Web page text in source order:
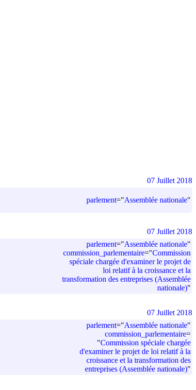
parlement="Assemblée nationale"
07 Juillet 2018
parlement="Assemblée nationale"
commission_parlementaire="Commission
spéciale chargée d'examiner le projet de
loi relatif à la croissance et la
transformation des entreprises (Assemblée
nationale)"
07 Juillet 2018
parlement="Assemblée nationale"
commission_parlementaire=
"Commission spéciale chargée
d'examiner le projet de loi relatif à la
croissance et la transformation des
entreprises (Assemblée nationale)"
07 Juillet 2018